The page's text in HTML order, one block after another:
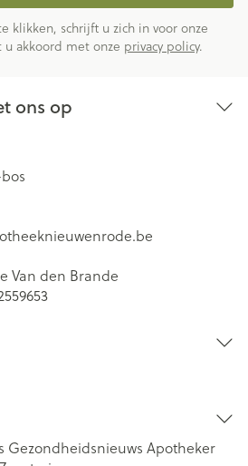
klikken, schrijft u zich in voor onze
akkoord met onze privacy policy.
ons op
Van den Brande
Gezondheidsnieuws Apotheker